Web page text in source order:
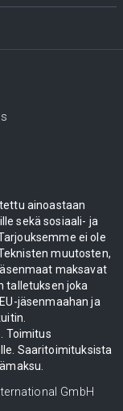
ainoastaan
sekä sosiaali- ja
ei ole
muutosten,
maksavat
talletuksen joka
jäsenmaahan ja
Toimitus
Saaritoimituksista
GmbH